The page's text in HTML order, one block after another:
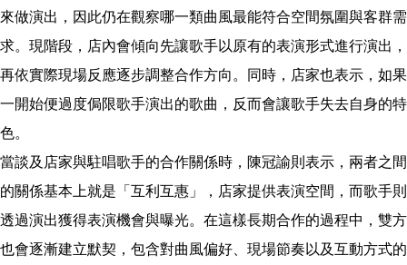
來做演出，因此仍在觀察哪一類曲風最能符合空間氛圍與客群需
求。現階段，店內會傾向先讓歌手以原有的表演形式進行演出，
再依實際現場反應逐步調整合作方向。同時，店家也表示，如果
一開始便過度侷限歌手演出的歌曲，反而會讓歌手失去自身的特
色。
當談及店家與駐唱歌手的合作關係時，陳冠諭則表示，兩者之間
的關係基本上就是「互利互惠」，店家提供表演空間，而歌手則
透過演出獲得表演機會與曝光。在這樣長期合作的過程中，雙方
也會逐漸建立默契，包含對曲風偏好、現場節奏以及互動方式的